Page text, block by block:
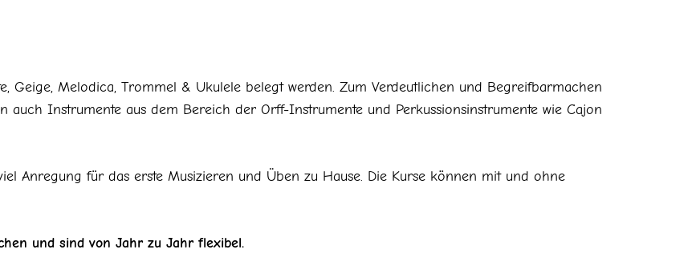
Geige, Melodica, Trommel & Ukulele belegt werden. Zum Verdeutlichen und Begreifbarmachen
auch Instrumente aus dem Bereich der Orff-Instrumente und Perkussionsinstrumente wie Cajon
Anregung für das erste Musizieren und Üben zu Hause. Die Kurse können mit und ohne
und sind von Jahr zu Jahr flexibel.